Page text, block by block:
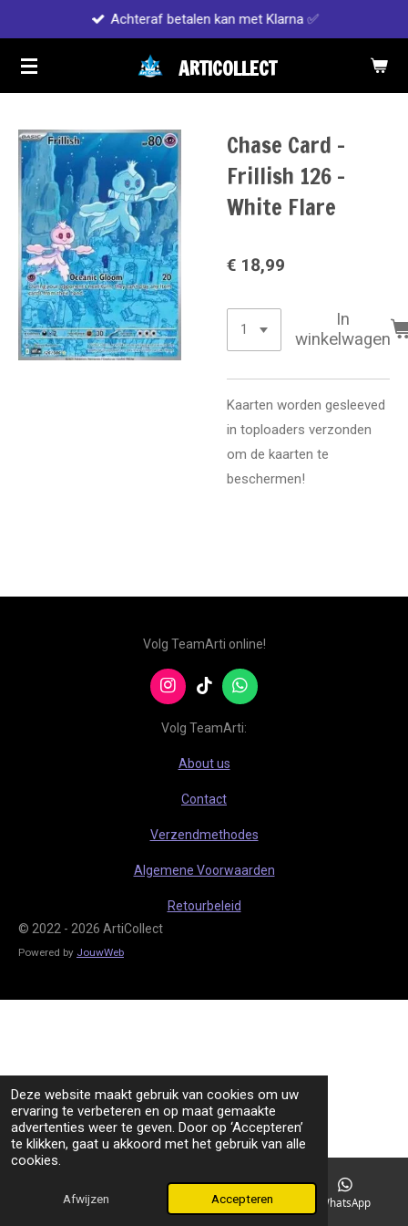
Deze website maakt gebruik van cookies om uw
ervaring te verbeteren en op maat gemaakte
advertenties weer te geven. Door op ‘Accepteren’
te klikken, gaat u akkoord met het gebruik van alle
cookies.
Afwijzen Accepteren
naar
de
ARTICOLLECT
Achteraf betalen kan met Klarna ✅
Chase Card -
Frillish 126 -
White Flare
€ 18,99
In
winkelwagen
Kaarten worden gesleeved
in toploaders verzonden
om de kaarten te
beschermen!
Volg TeamArti online!
I
n
s
T
k
o
k
W
h
a
Volg TeamArti:
About us
Contact
Verzendmethodes
Algemene Voorwaarden
Retourbeleid
© 2022 - 2026 ArtiCollect
Powered by JouwWeb
TikTok WhatsApp